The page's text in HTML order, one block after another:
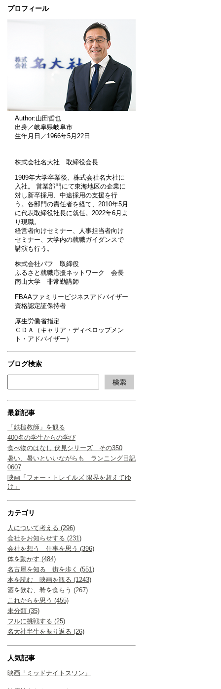
プロフィール
Author:山田哲也
出身／岐阜県岐阜市
生年月日／1966年5月22日
株式会社名大社 取締役会長
1989年大学卒業後、株式会社名大社に
入社。 営業部門にて東海地区の企業に
対し新卒採用、中途採用の支援を行
う。各部門の責任者を経て、2010年5月
に代表取締役社長に就任。2022年6月よ
り現職。
経営者向けセミナー、人事担当者向け
セミナー、大学内の就職ガイダンスで
講演も行う。
株式会社パフ 取締役
ふるさと就職応援ネットワーク 会長
南山大学 非常勤講師
FBAAファミリービジネスアドバイザー
資格認定証保持者
厚生労働省指定
ＣＤＡ（キャリア・ディベロップメン
ト・アドバイザー）
ブログ検索
最新記事
「鉄槌教師」を観る
400名の学生からの学び
食べ物のはなし 伏見シリーズ その350
暑い、暑いといいながらも ランニング日記
0607
映画「フォー・トレイルズ 限界を超えてゆ
け」
カテゴリ
人について考える (296)
会社をお知らせする (231)
会社を想う 仕事を思う (396)
体を動かす (484)
名古屋を知る 街を歩く (551)
本を読む 映画を観る (1243)
酒を飲む、肴を食らう (267)
これからを思う (455)
未分類 (35)
フルに挑戦する (25)
名大社半生を振り返る (26)
人気記事
映画「ミッドナイトスワン」